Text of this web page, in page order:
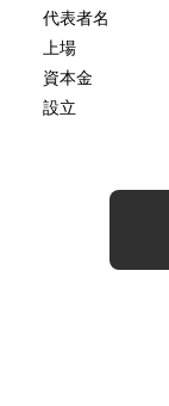
代表者名
上場
資本金
設立